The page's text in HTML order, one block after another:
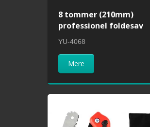
8 tommer (210mm)
professionel foldesav
YU-4068
Mere